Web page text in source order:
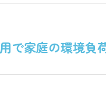
で家庭の環境負